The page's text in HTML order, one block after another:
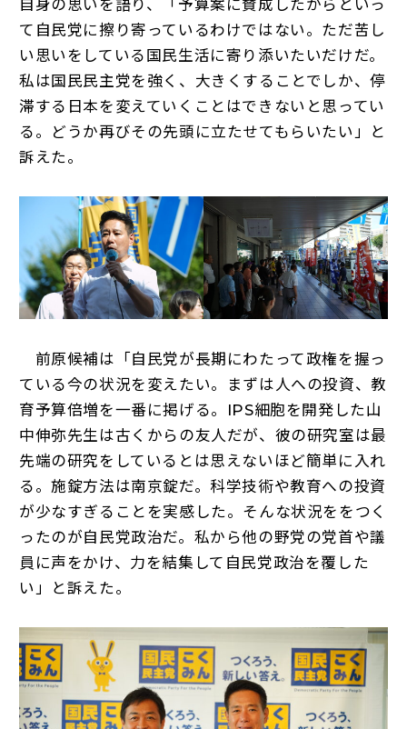
自身の思いを語り、「予算案に賛成したからといっ
て自民党に擦り寄っているわけではない。ただ苦し
い思いをしている国民生活に寄り添いたいだけだ。
私は国民民主党を強く、大きくすることでしか、停
滞する日本を変えていくことはできないと思ってい
る。どうか再びその先頭に立たせてもらいたい」と
訴えた。
前原候補は「自民党が長期にわたって政権を握っ
ている今の状況を変えたい。まずは人への投資、教
育予算倍増を一番に掲げる。IPS細胞を開発した山
中伸弥先生は古くからの友人だが、彼の研究室は最
先端の研究をしているとは思えないほど簡単に入れ
る。施錠方法は南京錠だ。科学技術や教育への投資
が少なすぎることを実感した。そんな状況ををつく
ったのが自民党政治だ。私から他の野党の党首や議
員に声をかけ、力を結集して自民党政治を覆した
い」と訴えた。